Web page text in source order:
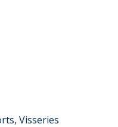
Visseries